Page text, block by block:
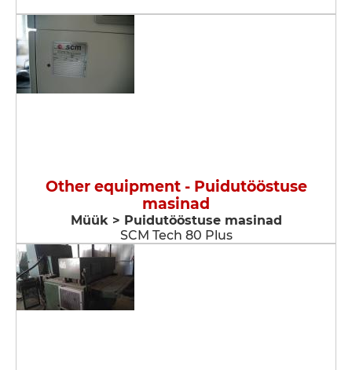
Other equipment - Puidutööstuse
masinad
Müük > Puidutööstuse masinad
SCM Tech 80 Plus